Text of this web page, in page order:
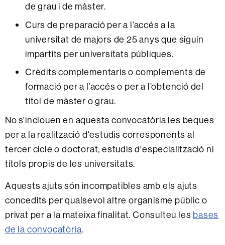
de grau i de màster.
Curs de preparació per a l’accés a la
universitat de majors de 25 anys que siguin
impartits per universitats públiques.
Crèdits complementaris o complements de
formació per a l’accés o per a l’obtenció del
títol de màster o grau.
No s'inclouen en aquesta convocatòria les beques
per a la realització d'estudis corresponents al
tercer cicle o doctorat, estudis d'especialització ni
títols propis de les universitats.
Aquests ajuts són incompatibles amb els ajuts
concedits per qualsevol altre organisme públic o
privat per a la mateixa finalitat. Consulteu les bases
de la convocatòria.